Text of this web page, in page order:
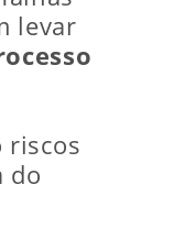
levar
riscos
do